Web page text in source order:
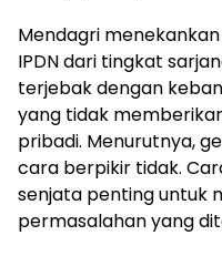
Mendagri
IPDN dari tingkat
terjebak dengan
yang tidak
pribadi. Menurutnya,
cara berpikir tidak.
senjata penting untuk
permasalahan yang